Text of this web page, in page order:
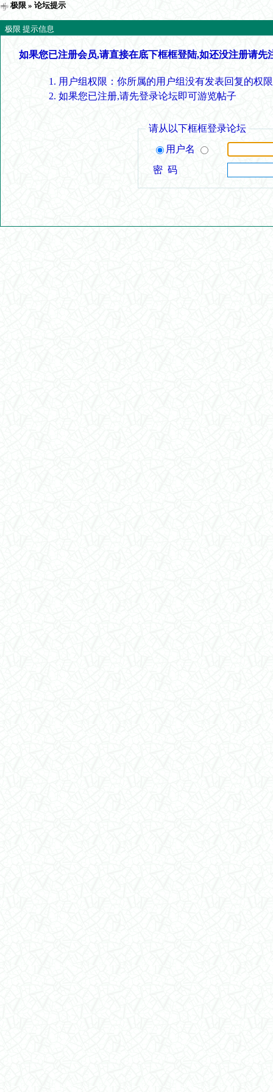
极限 » 论坛提示
极限 提示信息
如果您已注册会员,请直接在底下框框登陆,如还没注册请先
用户组权限：你所属的用户组没有发表回复的权
如果您已注册,请先登录论坛即可游览帖子
请从以下框框登录论坛
用户名
密 码